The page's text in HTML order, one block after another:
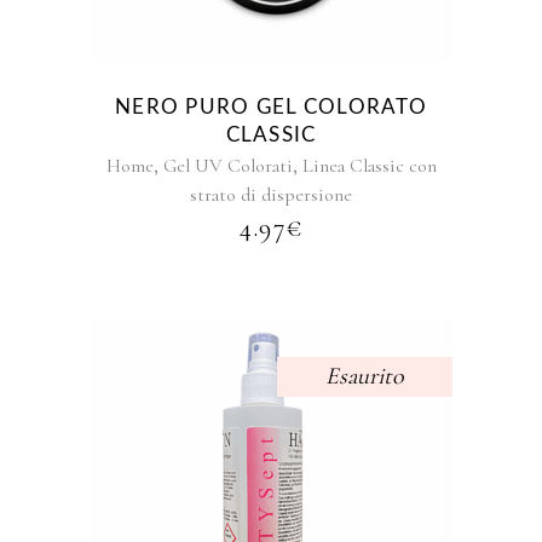
più
opzioni
possono
scelte
nella
pagina
NERO PURO GEL COLORATO
CLASSIC
Home, Gel UV Colorati, Linea Classic con
strato di dispersione
4.97€
Esaurito
Questo